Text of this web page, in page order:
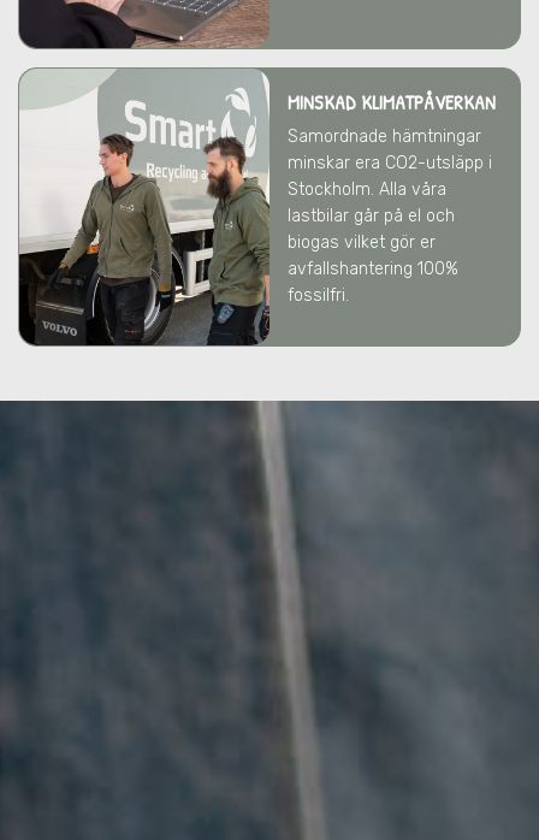
MINSKAD KLIMATPÅVERKAN
Samordnade hämtningar
minskar era CO2-utsläpp i
Stockholm. Alla våra
lastbilar går på el och
biogas vilket gör er
avfallshantering 100%
fossilfri.